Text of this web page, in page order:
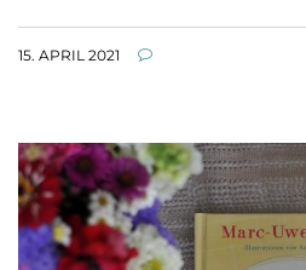
15. APRIL 2021